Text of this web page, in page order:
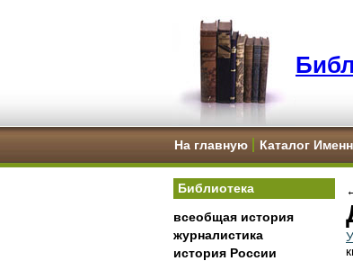
На главную Каталог
Библиотека
всеобщая история
журналистика
история России